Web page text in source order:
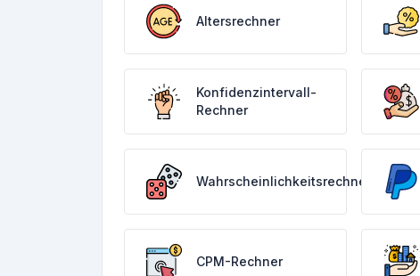
Altersrechner
Konfidenzintervall-
Rechner
Wahrscheinlichkeitsrechner
CPM-Rechner